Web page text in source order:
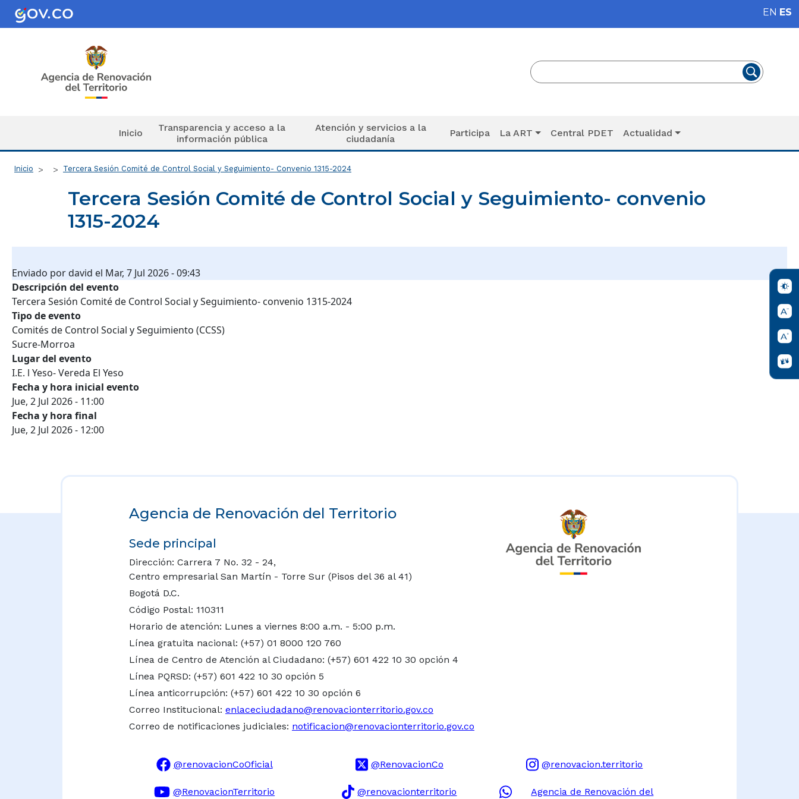
Pasar al contenido principal EN ES
Navegación principal
Inicio
Transparencia y acceso a la
información pública
Atención y servicios a la
ciudadanía
Participa La ART Central PDET Actualidad
Ruta de navegación
Inicio Tercera Sesión Comité de Control Social y Seguimiento- Convenio 1315-2024
Tercera Sesión Comité de Control Social y Seguimiento- convenio
1315-2024
Enviado pordavid el Mar, 7 Jul 2026 - 09:43
Descripción del evento
Tercera Sesión Comité de Control Social y Seguimiento- convenio 1315-2024
Tipo de evento
Comités de Control Social y Seguimiento (CCSS)
Sucre-Morroa
Lugar del evento
I.E. l Yeso- Vereda El Yeso
Fecha y hora inicial evento
Jue, 2 Jul 2026 - 11:00
Fecha y hora final
Jue, 2 Jul 2026 - 12:00
Agencia de Renovación del Territorio
Sede principal
Dirección: Carrera 7 No. 32 - 24,
Centro empresarial San Martín - Torre Sur (Pisos del 36 al 41)
Bogotá D.C.
Código Postal: 110311
Horario de atención: Lunes a viernes 8:00 a.m. - 5:00 p.m.
Línea gratuita nacional: (+57) 01 8000 120 760
Línea de Centro de Atención al Ciudadano: (+57) 601 422 10 30 opción 4
Línea PQRSD: (+57) 601 422 10 30 opción 5
Línea anticorrupción: (+57) 601 422 10 30 opción 6
Correo Institucional: enlaceciudadano@renovacionterritorio.gov.co
Correo de notificaciones judiciales: notificacion@renovacionterritorio.gov.co
@renovacionCoOficial @RenovacionCo @renovacion.territorio
@RenovacionTerritorio @renovacionterritorio Agencia de Renovación del